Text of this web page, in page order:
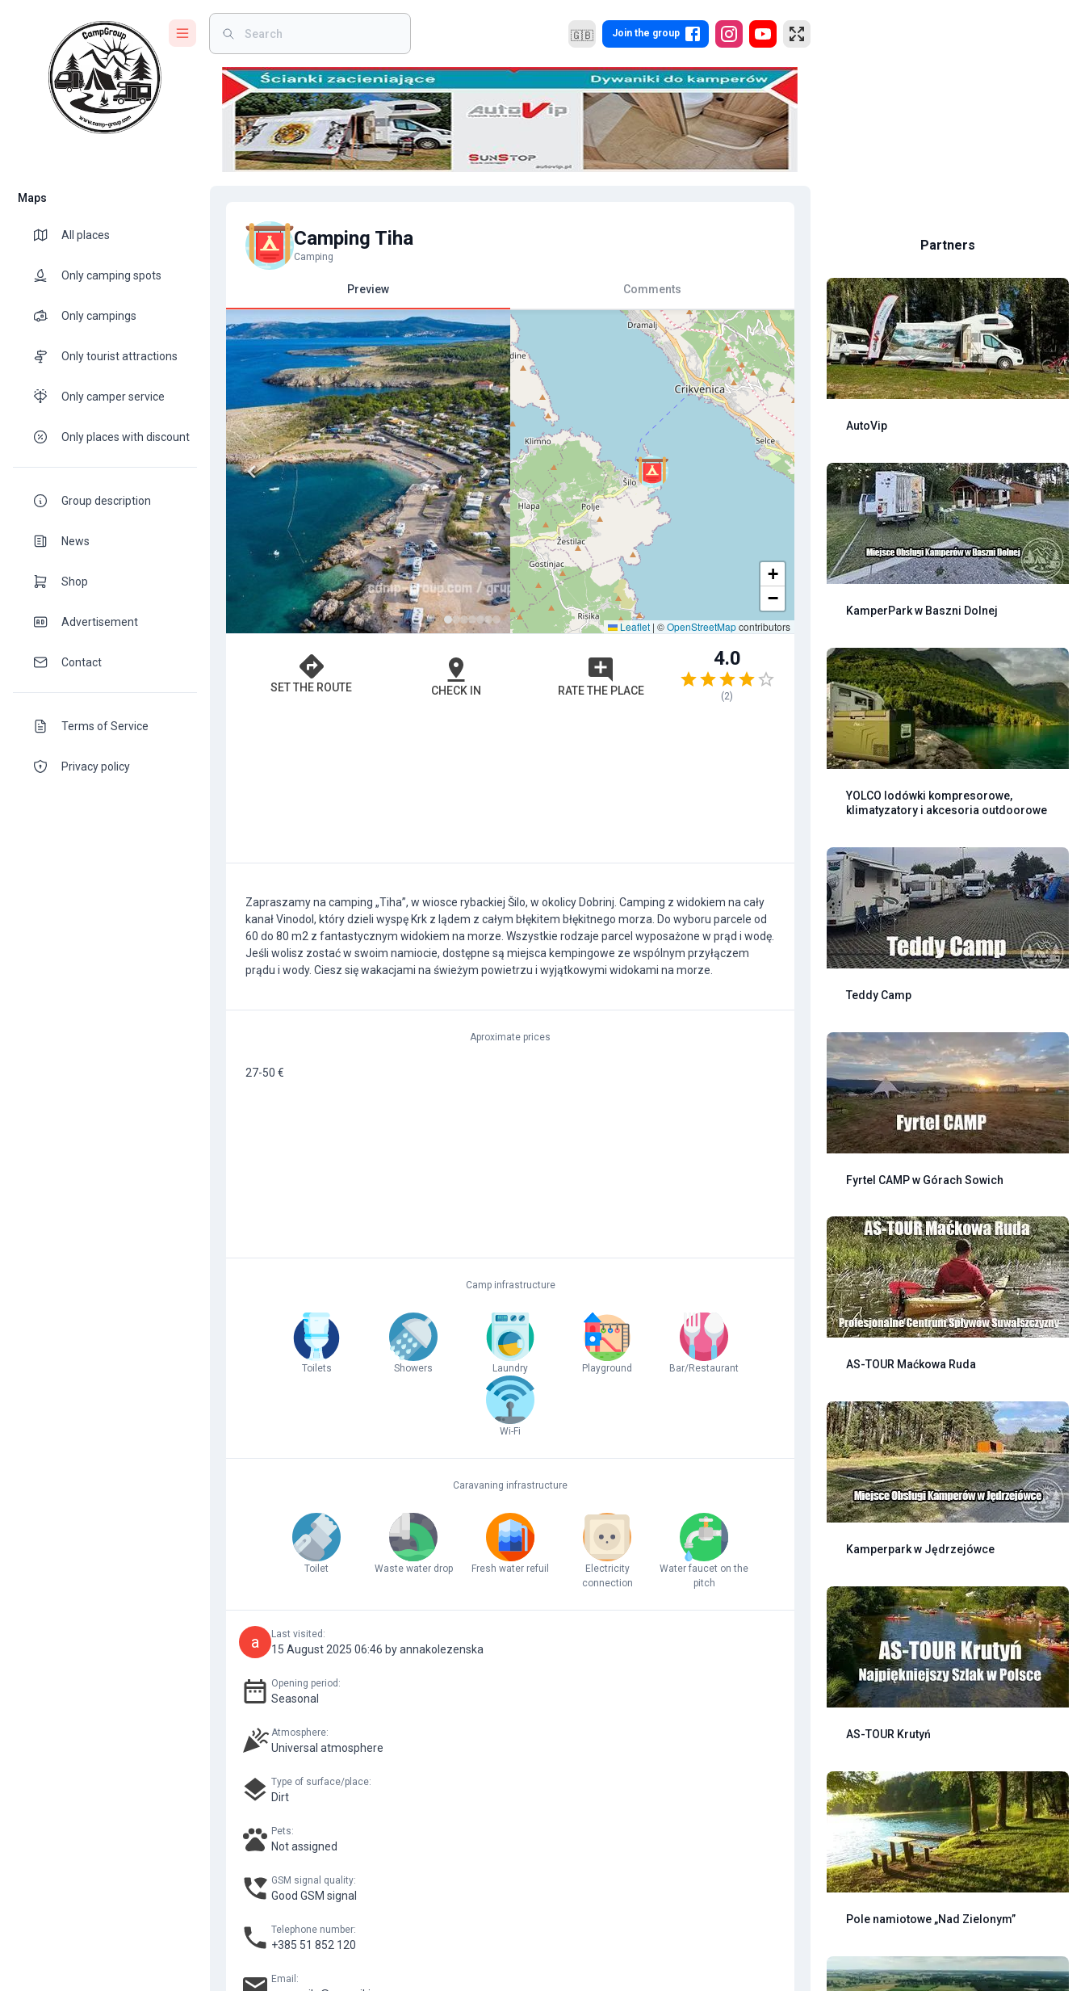
🇬🇧 Join the group
Maps
All places
Only camping spots
Only campings
Only tourist attractions
Only camper service
Only places with discount
Group description
News
Shop
Advertisement
Contact
Terms of Service
Privacy policy
Camping Tiha
Camping
Preview Comments
+
−
Leaflet | ©OpenStreetMapcontributors
SET THE ROUTE CHECK IN RATE THE PLACE
4.0
(2)
Zapraszamy na camping „Tiha”, w wiosce rybackiej Šilo, w okolicy Dobrinj. Camping z widokiem na cały
kanał Vinodol, który dzieli wyspę Krk z lądem z całym błękitem błękitnego morza. Do wyboru parcele od
60 do 80 m2 z fantastycznym widokiem na morze. Wszystkie rodzaje parcel wyposażone w prąd i wodę.
Jeśli wolisz zostać w swoim namiocie, dostępne są miejsca kempingowe ze wspólnym przyłączem
prądu i wody. Ciesz się wakacjami na świeżym powietrzu i wyjątkowymi widokami na morze.
Aproximate prices
27-50 €
Camp infrastructure
Toilets Showers Laundry Playground Bar/Restaurant
Wi-Fi
Caravaning infrastructure
Toilet Waste water drop Fresh water refuil
Electricity
connection
Water faucet on the
pitch
a Last visited :
15 August 2025 06:46 by annakolezenska
Opening period :
Seasonal
Atmosphere:
Universal atmosphere
Type of surface/place:
Dirt
Pets:
Not assigned
GSM signal quality:
Good GSM signal
Telephone number:
+385 51 852 120
Email :
Partners
AutoVip
KamperPark w Baszni Dolnej
YOLCO lodówki kompresorowe,
klimatyzatory i akcesoria outdoorowe
Teddy Camp
Fyrtel CAMP w Górach Sowich
AS-TOUR Maćkowa Ruda
Kamperpark w Jędrzejówce
AS-TOUR Krutyń
Pole namiotowe „Nad Zielonym”